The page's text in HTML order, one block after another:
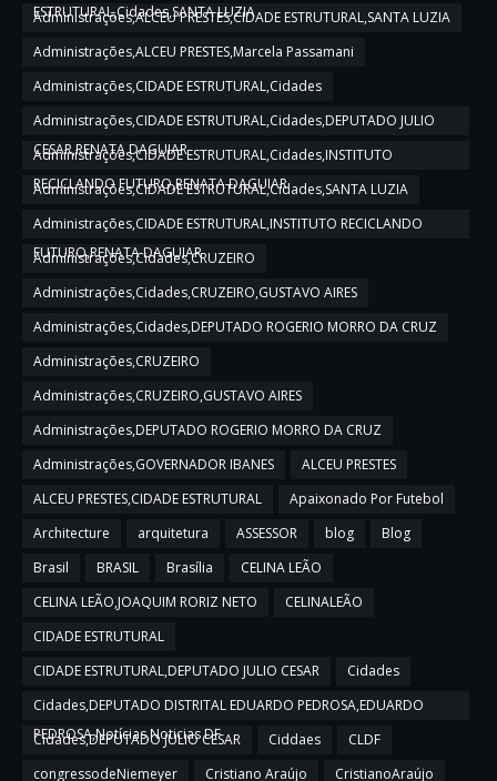
ESTRUTURAL,Cidades,SANTA LUZIA
Administrações,ALCEU PRESTES,CIDADE ESTRUTURAL,SANTA LUZIA
Administrações,ALCEU PRESTES,Marcela Passamani
Administrações,CIDADE ESTRUTURAL,Cidades
Administrações,CIDADE ESTRUTURAL,Cidades,DEPUTADO JULIO
CESAR,RENATA DAGUIAR
Administrações,CIDADE ESTRUTURAL,Cidades,INSTITUTO
RECICLANDO FUTURO,RENATA DAGUIAR
Administrações,CIDADE ESTRUTURAL,Cidades,SANTA LUZIA
Administrações,CIDADE ESTRUTURAL,INSTITUTO RECICLANDO
FUTURO,RENATA DAGUIAR
Administrações,Cidades,CRUZEIRO
Administrações,Cidades,CRUZEIRO,GUSTAVO AIRES
Administrações,Cidades,DEPUTADO ROGERIO MORRO DA CRUZ
Administrações,CRUZEIRO
Administrações,CRUZEIRO,GUSTAVO AIRES
Administrações,DEPUTADO ROGERIO MORRO DA CRUZ
Administrações,GOVERNADOR IBANES
ALCEU PRESTES
ALCEU PRESTES,CIDADE ESTRUTURAL
Apaixonado Por Futebol
Architecture
arquitetura ASSESSOR blog
Blog
Brasil
BRASIL Brasília
CELINA LEÃO
CELINA LEÃO,JOAQUIM RORIZ NETO
CELINALEÃO
CIDADE ESTRUTURAL
CIDADE ESTRUTURAL,DEPUTADO JULIO CESAR
Cidades
Cidades,DEPUTADO DISTRITAL EDUARDO PEDROSA,EDUARDO
PEDROSA,Notícias,Noticias DF
Cidades,DEPUTADO JULIO CESAR Ciddaes
CLDF
congressodeNiemeyer
Cristiano Araújo
CristianoAraújo